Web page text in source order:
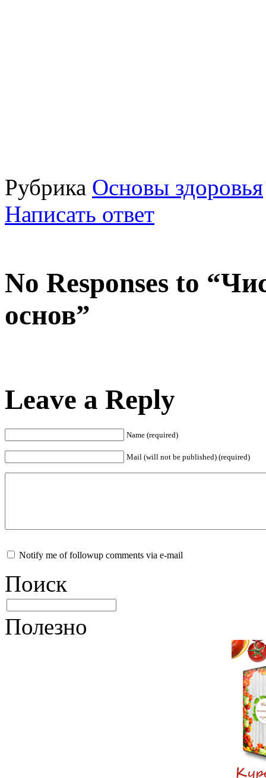
Рубрика Основы здоровья
Написать ответ
No Responses to
основ”
Leave a Reply
Name (required)
Mail (will not be published) (required)
Notify me of followup comments via e-mail
Поиск
Полезно